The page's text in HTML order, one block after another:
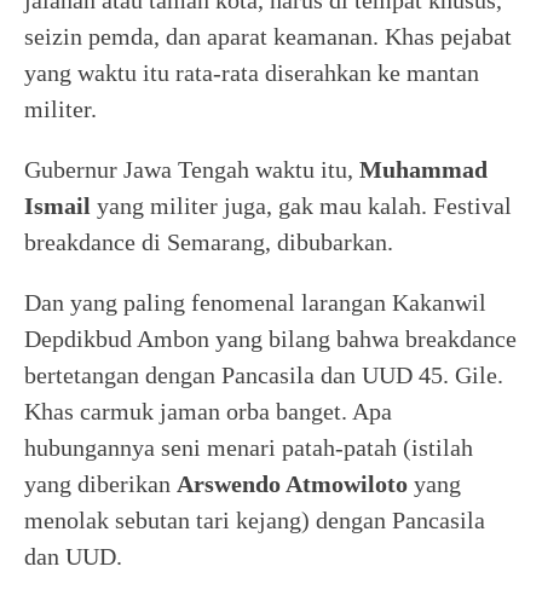
seizin pemda, dan aparat keamanan. Khas pejabat
yang waktu itu rata-rata diserahkan ke mantan
militer.
Gubernur Jawa Tengah waktu itu, Muhammad
Ismail yang militer juga, gak mau kalah. Festival
breakdance di Semarang, dibubarkan.
Dan yang paling fenomenal larangan Kakanwil
Depdikbud Ambon yang bilang bahwa breakdance
bertetangan dengan Pancasila dan UUD 45. Gile.
Khas carmuk jaman orba banget. Apa
hubungannya seni menari patah-patah (istilah
yang diberikan Arswendo Atmowiloto yang
menolak sebutan tari kejang) dengan Pancasila
dan UUD.